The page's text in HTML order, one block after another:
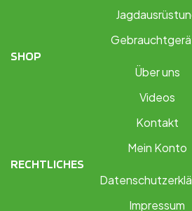
SHOP
Über uns
Videos
Kontakt
Mein Konto
RECHTLICHES
Impressum